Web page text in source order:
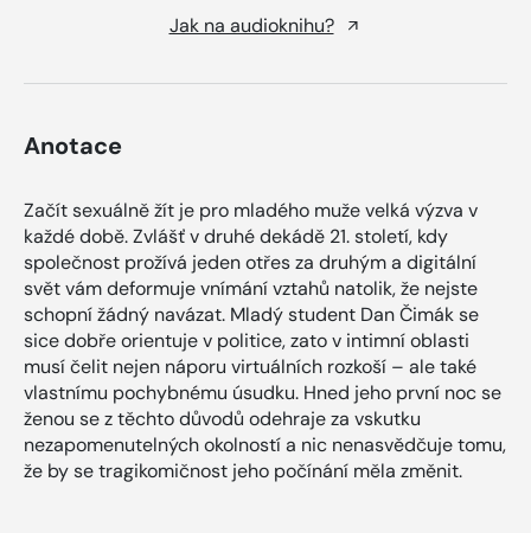
Jak na audioknihu?
Anotace
Začít sexuálně žít je pro mladého muže velká výzva v
každé době. Zvlášť v druhé dekádě 21. století, kdy
společnost prožívá jeden otřes za druhým a digitální
svět vám deformuje vnímání vztahů natolik, že nejste
schopní žádný navázat. Mladý student Dan Čimák se
sice dobře orientuje v politice, zato v intimní oblasti
musí čelit nejen náporu virtuálních rozkoší – ale také
vlastnímu pochybnému úsudku. Hned jeho první noc se
ženou se z těchto důvodů odehraje za vskutku
nezapomenutelných okolností a nic nenasvědčuje tomu,
že by se tragikomičnost jeho počínání měla změnit.